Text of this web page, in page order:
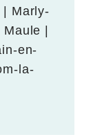
| Marly-
|
en-
la-